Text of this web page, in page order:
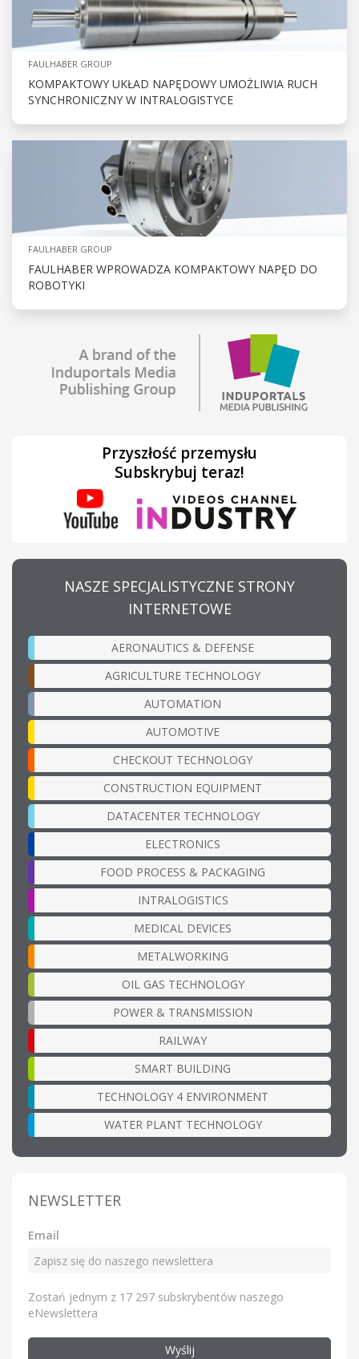
FAULHABER GROUP
KOMPAKTOWY UKŁAD NAPĘDOWY UMOŻLIWIA RUCH
SYNCHRONICZNY W INTRALOGISTYCE
FAULHABER GROUP
FAULHABER WPROWADZA KOMPAKTOWY NAPĘD DO
ROBOTYKI
Przyszłość przemysłu
Subskrybuj teraz!
NASZE SPECJALISTYCZNE STRONY
INTERNETOWE
AERONAUTICS & DEFENSE
AGRICULTURE TECHNOLOGY
AUTOMATION
AUTOMOTIVE
CHECKOUT TECHNOLOGY
CONSTRUCTION EQUIPMENT
DATACENTER TECHNOLOGY
ELECTRONICS
FOOD PROCESS & PACKAGING
INTRALOGISTICS
MEDICAL DEVICES
METALWORKING
OIL GAS TECHNOLOGY
POWER & TRANSMISSION
RAILWAY
SMART BUILDING
TECHNOLOGY 4 ENVIRONMENT
WATER PLANT TECHNOLOGY
NEWSLETTER
Email
Zostań jednym z 17 297 subskrybentów naszego
eNewslettera
Wyślij